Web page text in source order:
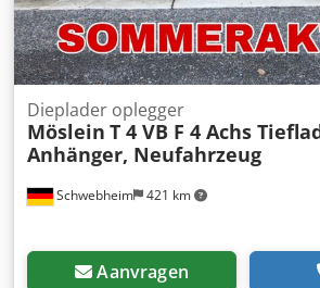
Schwebheim 421 km
Dieplader oplegger
Möslein T 4 VB F 4 Achs
Anhänger, Neufahrzeug
Aanvragen